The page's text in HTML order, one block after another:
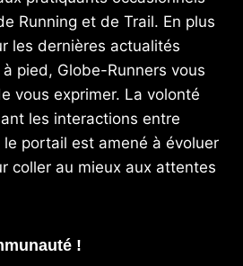
Running et de Trail. En plus
les dernières actualités
pied, Globe-Runners vous
vous exprimer. La volonté
les interactions entre
portail est amené à évoluer
coller au mieux aux attentes
!